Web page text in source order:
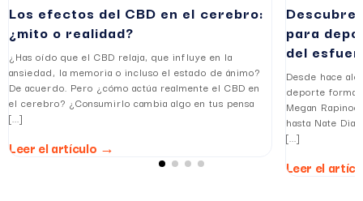
Los efectos del CBD en el cerebro:
¿mito o realidad?
¿Has oído que el CBD relaja, que influye en la
ansiedad, la memoria o incluso el estado de ánimo?
De acuerdo. Pero ¿cómo actúa realmente el CBD en
el cerebro? ¿Consumirlo cambia algo en tus pensa
[...]
Leer el artículo →
Descubre
para
del
Desde hace
deporte
Megan
hasta Nate
[...]
Leer el